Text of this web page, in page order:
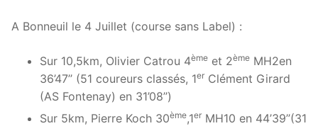
A Bonneuil le 4 Juillet (course sans Label) :
Sur 10,5km, Olivier Catrou 4ème et 2ème MH2en
36’47’’ (51 coureurs classés, 1er Clément Girard
(AS Fontenay) en 31’08’’)
Sur 5km, Pierre Koch 30ème,1er MH10 en 44’39’’(31